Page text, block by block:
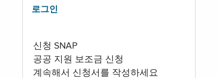
로그인
신청 SNAP
공공 지원 보조금 신청
계속해서 신청서를 작성하세요